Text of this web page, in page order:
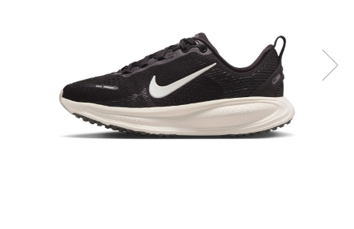
Geci si veste copii
Pantaloni scurti Copii
Ingrijire incaltaminte